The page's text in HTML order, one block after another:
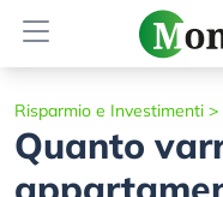
Risparmio e Investimenti >
Quanto